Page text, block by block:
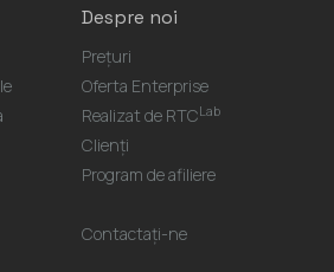
Despre noi
Prețuri
Oferta Enterprise
Realizat de RTCLab
Clienți
Program de afiliere
Contactaţi-ne